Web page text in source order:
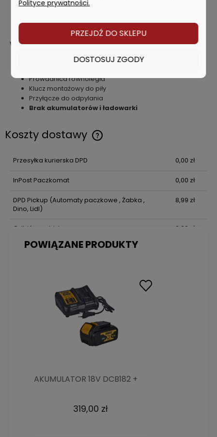
Długość: 355 mm
W dostawie
Pilarka DeWALT DCS570NT
Prowadnica równoległa
Klucz montażowy do piły
Przyłącze do odpylania
Brak akumulatorów i ładowarki
Koszty dostawy
Cena nie zawiera ewentualnych kosztów płatności
Przesyłka kurierska DPD
0,00 zł
InPost Paczkomat 0,00 zł
DPD Pickup (Automaty paczkowe , Żabka ,
Dino, Lidl)
8,99 zł
Odbiór osobisty 0,00 zł
POWIĄZANE PRODUKTY
AKUMULATOR 18V DCB182 +
319,00 zł
Polityce prywatności.
PRZEJDŹ DO SKLEPU
DOSTOSUJ ZGODY